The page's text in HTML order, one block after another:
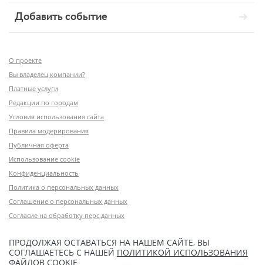
Добавить событие
О проекте
Вы владелец компании?
Платные услуги
Редакции по городам
Условия использования сайта
Правила модерирования
Публичная оферта
Использование cookie
Конфиденциальность
Политика о персональных данных
Соглашение о персональных данных
Согласие на обработку перс.данных
ПРОДОЛЖАЯ ОСТАВАТЬСЯ НА НАШЕМ САЙТЕ, ВЫ
СОГЛАШАЕТЕСЬ С НАШЕЙ ПОЛИТИКОЙ ИСПОЛЬЗОВАНИЯ
ФАЙЛОВ COOKIE